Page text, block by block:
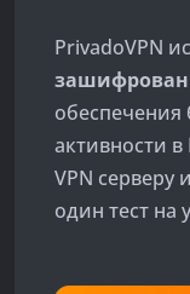
PrivadoVPN
обеспечения
активности
VPN серверу
один тест на